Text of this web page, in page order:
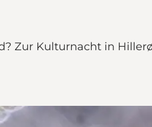
Zur Kulturnacht in